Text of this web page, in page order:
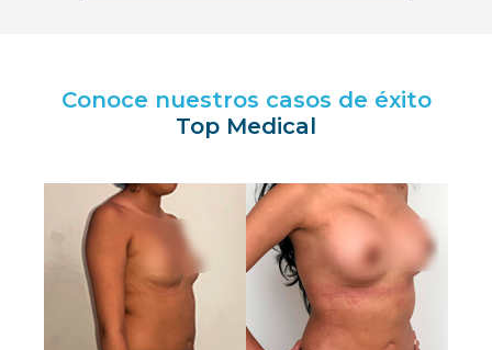
Conoce nuestros casos de éxito
Top Medical